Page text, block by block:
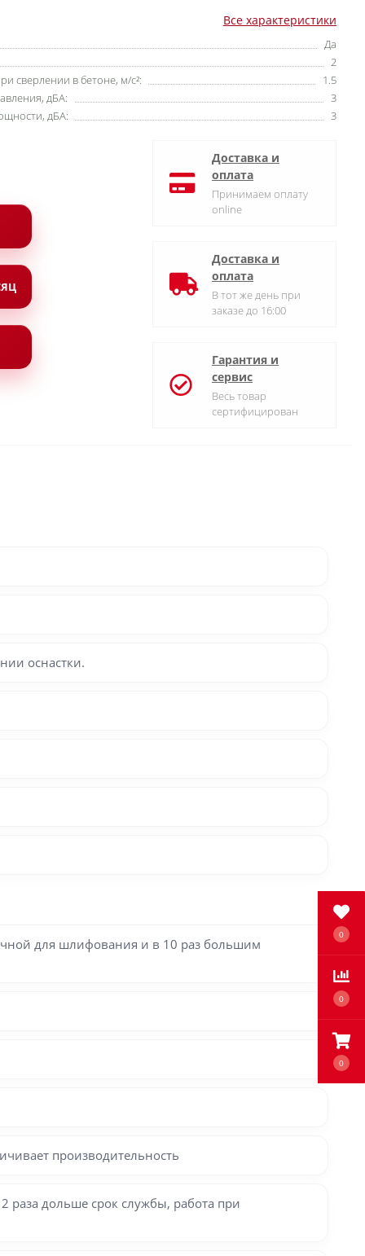
0
0
0
Все характеристики
Да
2
сверлении в бетоне, м/с²:
1.5
дБА:
3
дБА:
3
Доставка и
оплата
Принимаем оплату
online
Доставка и
оплата
В тот же день при
заказе до 16:00
Гарантия и
сервис
Весь товар
сертифицирован
оснастки.
для шлифования и в 10 раз большим
производительность
раза дольше срок службы, работа при